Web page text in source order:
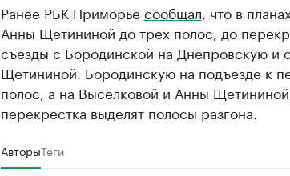
Ранее РБК Приморье сообщал , что в
Анны Щетининой до трех полос, до
съезды с Бородинской на Днепровскую и
Щетининой. Бородинскую на подъезде к
полос, а на Выселковой и Анны
перекрестка выделят полосы разгона.
АвторыТеги